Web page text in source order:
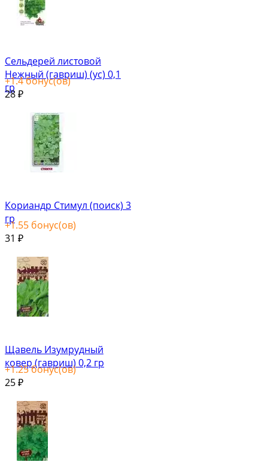
Сельдерей листовой
Нежный (гавриш) (ус) 0,1
гр
+1.4бонус(ов)
28 ₽
Кориандр Стимул (поиск) 3
гр
+1.55 бонус(ов)
31 ₽
Щавель Изумрудный
ковер (гавриш) 0,2 гр
+1.25бонус(ов)
25 ₽